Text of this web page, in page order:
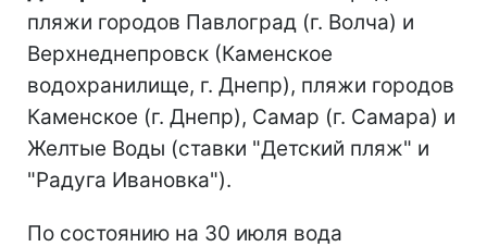
пляжи городов Павлоград (г. Волча) и
Верхнеднепровск (Каменское
водохранилище, г. Днепр), пляжи городов
Каменское (г. Днепр), Самар (г. Самара) и
Желтые Воды (ставки "Детский пляж" и
"Радуга Ивановка").
По состоянию на 30 июля вода